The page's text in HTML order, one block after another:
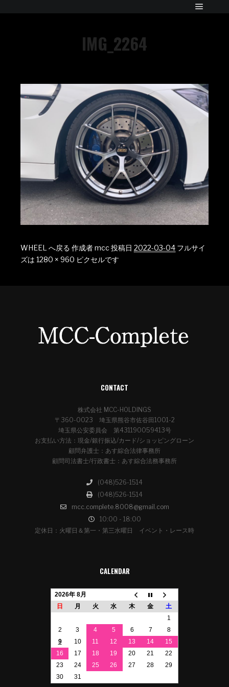
IMG_2264
WHEEL へ戻る 作成者mcc投稿日 2022-03-04 フルサイ
ズは 1280 × 960 ピクセルです
CONTACT
株式会社 MCC-HOLDINGS
〒360-0023 埼玉県熊谷市佐谷田1001-2
埼玉県公安委員会 第431190059413号
お支払い方法：現金/銀行振込/カード/ショッピングローン
顧問弁護士：あす綜合法律事務所
顧問司法書士/行政書士：あす綜合法務事務所
(048)526-1514
(048)526-1514
mcc.complete.8008@gmail.com
10:00 - 18:00
定休日：火曜日＆第一・第三水曜日 イベント・レース時
CALENDAR
2026年 8月
日
月 火 水 木 金
土
1
2
3 4 5 6 7
8
9
10 11 12 13 14
15
16
17 18 19 20 21
22
23
24 25 26 27 28
29
30
31